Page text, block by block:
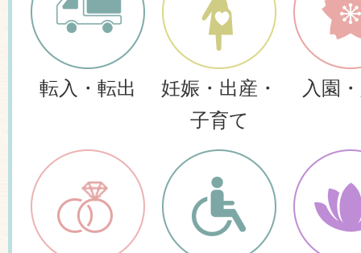
券」の使用期限が迫っていま
2026年07月30日
令和8年度「ときめき作品展
転入・転出
妊娠・出産・
子育て
入園